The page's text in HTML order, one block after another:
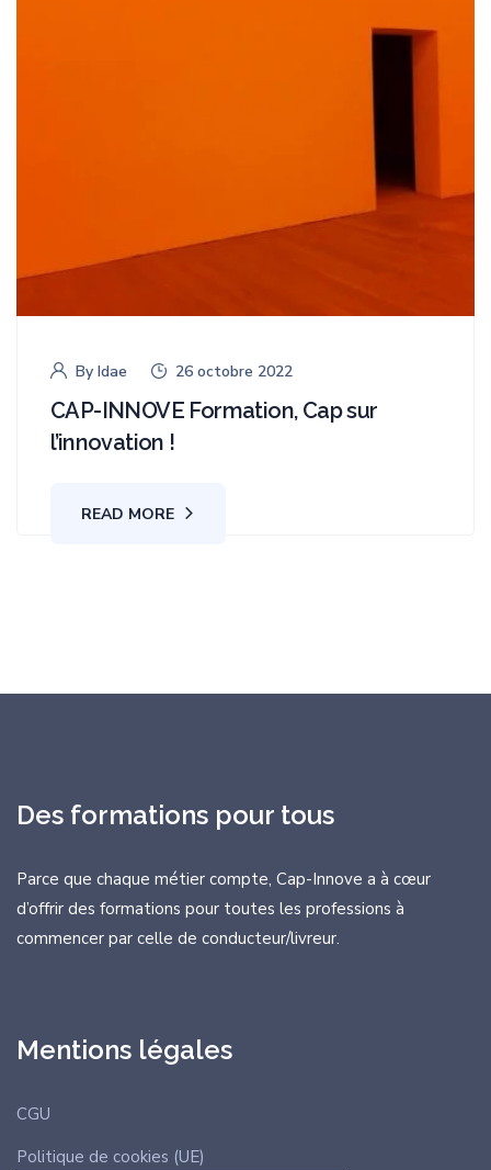
By Idae 26 octobre 2022
CAP-INNOVE Formation, Cap sur
l’innovation !
READ MORE
Mentions légales
CGU
Politique de cookies (UE)
Des formations pour tous
Parce que chaque métier compte, Cap-Innove a à cœur
d’offrir des formations pour toutes les professions à
commencer par celle de conducteur/livreur.